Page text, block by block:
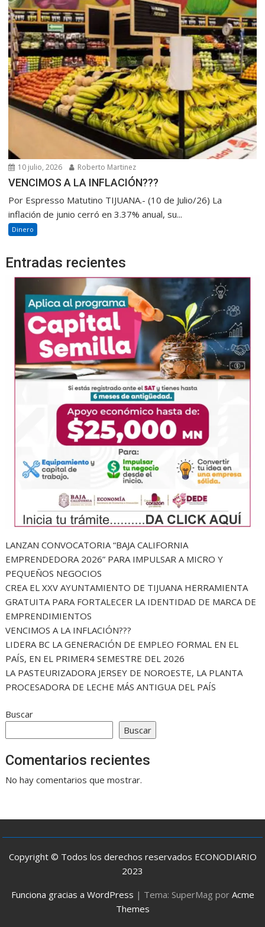
10 julio, 2026 Roberto Martinez
VENCIMOS A LA INFLACIÓN???
Por Espresso Matutino TIJUANA.- (10 de Julio/26) La
inflación de junio cerró en 3.37% anual, su...
Dinero
Entradas recientes
LANZAN CONVOCATORIA “BAJA CALIFORNIA
EMPRENDEDORA 2026” PARA IMPULSAR A MICRO Y
PEQUEÑOS NEGOCIOS
CREA EL XXV AYUNTAMIENTO DE TIJUANA HERRAMIENTA
GRATUITA PARA FORTALECER LA IDENTIDAD DE MARCA DE
EMPRENDIMIENTOS
VENCIMOS A LA INFLACIÓN???
LIDERA BC LA GENERACIÓN DE EMPLEO FORMAL EN EL
PAÍS, EN EL PRIMER4 SEMESTRE DEL 2026
LA PASTEURIZADORA JERSEY DE NOROESTE, LA PLANTA
PROCESADORA DE LECHE MÁS ANTIGUA DEL PAÍS
Buscar
Buscar
Comentarios recientes
No hay comentarios que mostrar.
Copyright © Todos los derechos reservados ECONODIARIO
2023
Funciona gracias a WordPress | Tema: SuperMag por Acme
Themes